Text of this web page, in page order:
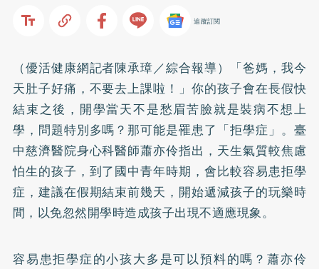
追蹤訂閱
（優活健康網記者陳承璋／綜合報導）「爸媽，我今
天肚子好痛，不要去上課啦！」你的孩子會在長假快
結束之後，開學當天不是愁眉苦臉就是裝病不想上
學，問題特別多嗎？那可能是罹患了「拒學症」。臺
中慈濟醫院身心科醫師蕭亦伶指出，天生氣質較焦慮
怕生的孩子，到了國中青年時期，會比較容易患拒學
症，建議在假期結束前幾天，開始遞減孩子的玩樂時
間，以免忽然開學時造成孩子出現不適應現象。
容易患拒學症的小孩大多是可以預料的嗎？蕭亦伶